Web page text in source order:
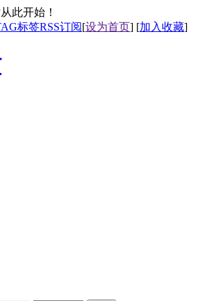
此开始！
标签RSS订阅[设为首页] [加入收藏]